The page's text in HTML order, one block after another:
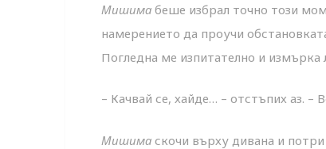
Мишима беше избрал точно този
намерението да проучи
Погледна ме изпитателно и измърка
– Качвай се, хайде… – отстъпих аз.
Мишима скочи върху дивана и